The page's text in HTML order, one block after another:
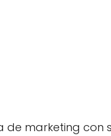
marketing con